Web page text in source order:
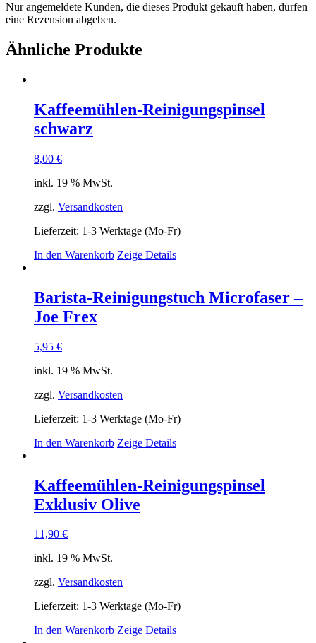
Nur angemeldete Kunden, die dieses Produkt gekauft haben, dürfen
eine Rezension abgeben.
Ähnliche Produkte
Kaffeemühlen-Reinigungspinsel
schwarz
8,00 €
inkl. 19 % MwSt.
zzgl. Versandkosten
Lieferzeit: 1-3 Werktage (Mo-Fr)
In den Warenkorb Zeige Details
Barista-Reinigungstuch Microfaser –
Joe Frex
5,95 €
inkl. 19 % MwSt.
zzgl. Versandkosten
Lieferzeit: 1-3 Werktage (Mo-Fr)
In den Warenkorb Zeige Details
Kaffeemühlen-Reinigungspinsel
Exklusiv Olive
11,90 €
inkl. 19 % MwSt.
zzgl. Versandkosten
Lieferzeit: 1-3 Werktage (Mo-Fr)
In den Warenkorb Zeige Details